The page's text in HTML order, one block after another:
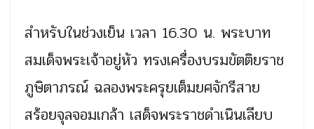
สำหรับในช่วงเย็น เวลา 16.30 น. พระบาท
สมเด็จพระเจ้าอยู่หัว ทรงเครื่องบรมขัตติยราช
ภูษิตาภรณ์ ฉลองพระครุยเต็มยศจักรีสาย
สร้อยจุลจอมเกล้า เสด็จพระราชดำเนินเลียบ